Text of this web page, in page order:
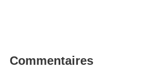
Commentaires